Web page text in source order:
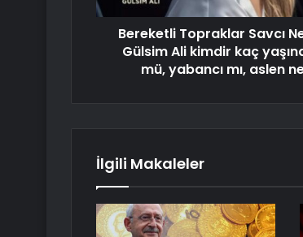
Bereketli Topraklar Savcı
Gülsim Ali kimdir kaç
mü, yabancı mı, aslen
İlgili Makaleler